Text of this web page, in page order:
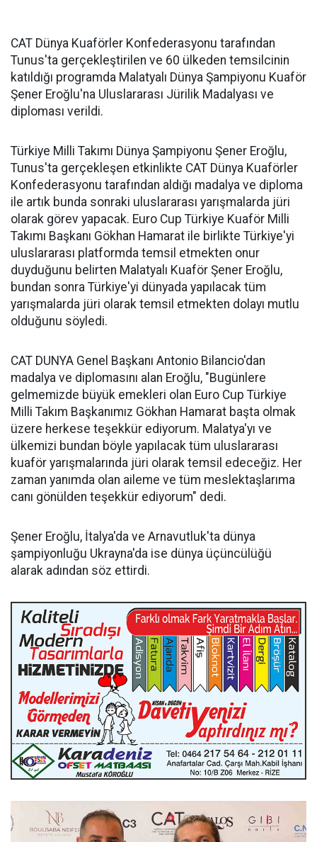
CAT Dünya Kuaförler Konfederasyonu tarafından
Tunus'ta gerçekleştirilen ve 60 ülkeden temsilcinin
katıldığı programda Malatyalı Dünya Şampiyonu Kuaför
Şener Eroğlu'na Uluslararası Jürilik Madalyası ve
diploması verildi.
Türkiye Milli Takımı Dünya Şampiyonu Şener Eroğlu,
Tunus'ta gerçekleşen etkinlikte CAT Dünya Kuaförler
Konfederasyonu tarafından aldığı madalya ve diploma
ile artık bunda sonraki uluslararası yarışmalarda jüri
olarak görev yapacak. Euro Cup Türkiye Kuaför Milli
Takımı Başkanı Gökhan Hamarat ile birlikte Türkiye'yi
uluslararası platformda temsil etmekten onur
duyduğunu belirten Malatyalı Kuaför Şener Eroğlu,
bundan sonra Türkiye'yi dünyada yapılacak tüm
yarışmalarda jüri olarak temsil etmekten dolayı mutlu
olduğunu söyledi.
CAT DUNYA Genel Başkanı Antonio Bilancio'dan
madalya ve diplomasını alan Eroğlu, "Bugünlere
gelmemizde büyük emekleri olan Euro Cup Türkiye
Milli Takım Başkanımız Gökhan Hamarat başta olmak
üzere herkese teşekkür ediyorum. Malatya'yı ve
ülkemizi bundan böyle yapılacak tüm uluslararası
kuaför yarışmalarında jüri olarak temsil edeceğiz. Her
zaman yanımda olan aileme ve tüm meslektaşlarıma
canı gönülden teşekkür ediyorum" dedi.
Şener Eroğlu, İtalya'da ve Arnavutluk'ta dünya
şampiyonluğu Ukrayna'da ise dünya üçüncülüğü
alarak adından söz ettirdi.